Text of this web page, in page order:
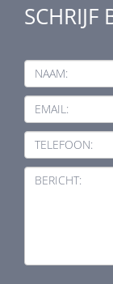
SCHRIJF
NAAM:
EMAIL:
TELEFOON:
BERICHT: